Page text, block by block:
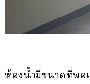
ห้องน้ำมีขนาดที่พอ